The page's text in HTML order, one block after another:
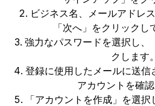
ビジネス名、メールアドレ
「次へ」をクリックし
強力なパスワードを選択し、
クします。
登録に使用したメールに送信
アカウントを確認
「アカウントを作成」を選